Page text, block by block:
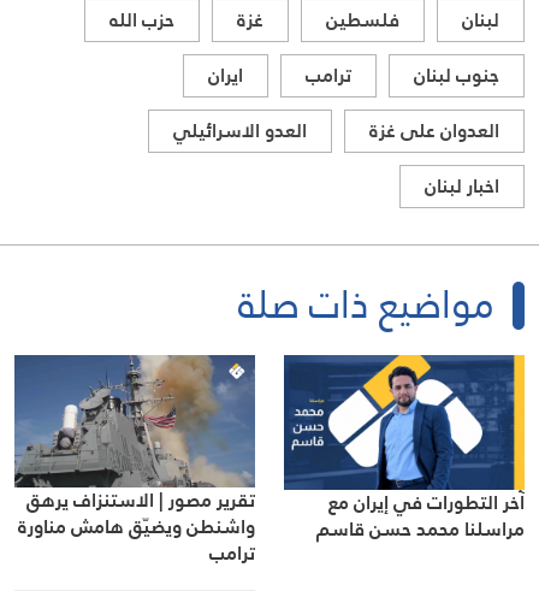
لبنان فلسطين غزة
حزب الله
جنوب لبنان
ترامب
ايران
العدوان على غزة
العدو الاسرائيلي
اخبار لبنان
مواضيع ذات صلة
آخر التطورات في إيران مع
مراسلنا محمد حسن قاسم
تقرير مصور | الاستنزاف يرهق
واشنطن ويضيّق هامش مناورة
ترامب